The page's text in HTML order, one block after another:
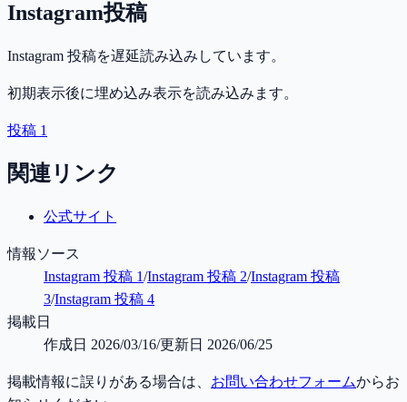
Instagram投稿
Instagram 投稿を遅延読み込みしています。
初期表示後に埋め込み表示を読み込みます。
投稿 1
関連リンク
公式サイト
情報ソース
Instagram 投稿 1/Instagram 投稿 2/Instagram 投稿
3/Instagram 投稿 4
掲載日
作成日 2026/03/16/更新日 2026/06/25
掲載情報に誤りがある場合は、 お問い合わせフォームからお